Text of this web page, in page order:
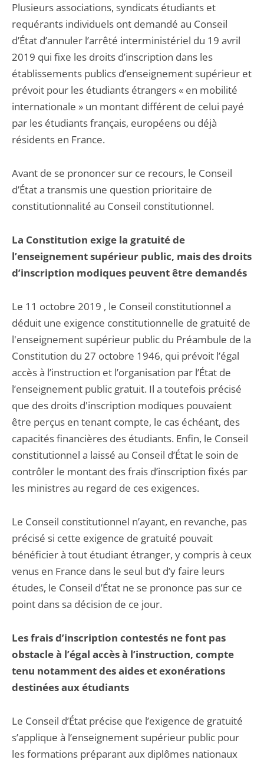
Plusieurs associations, syndicats étudiants et
requérants individuels ont demandé au Conseil
d’État d’annuler l’arrêté interministériel du 19 avril
2019 qui fixe les droits d’inscription dans les
établissements publics d’enseignement supérieur et
prévoit pour les étudiants étrangers « en mobilité
internationale » un montant différent de celui payé
par les étudiants français, européens ou déjà
résidents en France.
Avant de se prononcer sur ce recours, le Conseil
d’État a transmis une question prioritaire de
constitutionnalité au Conseil constitutionnel.
La Constitution exige la gratuité de
l’enseignement supérieur public, mais des droits
d’inscription modiques peuvent être demandés
Le 11 octobre 2019 , le Conseil constitutionnel a
déduit une exigence constitutionnelle de gratuité de
l'enseignement supérieur public du Préambule de la
Constitution du 27 octobre 1946, qui prévoit l’égal
accès à l’instruction et l’organisation par l’État de
l’enseignement public gratuit. Il a toutefois précisé
que des droits d'inscription modiques pouvaient
être perçus en tenant compte, le cas échéant, des
capacités financières des étudiants. Enfin, le Conseil
constitutionnel a laissé au Conseil d’État le soin de
contrôler le montant des frais d’inscription fixés par
les ministres au regard de ces exigences.
Le Conseil constitutionnel n’ayant, en revanche, pas
précisé si cette exigence de gratuité pouvait
bénéficier à tout étudiant étranger, y compris à ceux
venus en France dans le seul but d’y faire leurs
études, le Conseil d’État ne se prononce pas sur ce
point dans sa décision de ce jour.
Les frais d’inscription contestés ne font pas
obstacle à l’égal accès à l’instruction, compte
tenu notamment des aides et exonérations
destinées aux étudiants
Le Conseil d’État précise que l’exigence de gratuité
s’applique à l’enseignement supérieur public pour
les formations préparant aux diplômes nationaux